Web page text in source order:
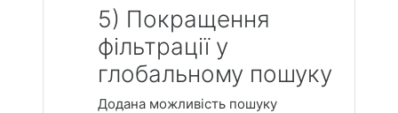
5) Покращення
фільтрації у
глобальному пошуку
Додана можливість пошуку